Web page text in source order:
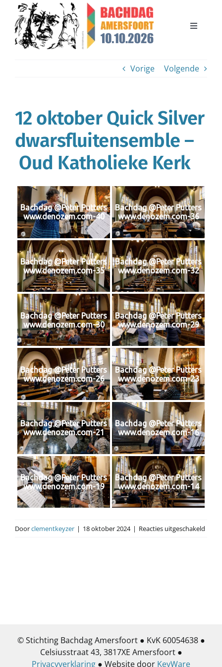
inhoud
Toggle
Bachdag 2026
Organisatie
Steun de Bachdag
Vorige Volgende
12 oktober Quick Silver
dwarsfluitensemble –
Oud Katholieke Kerk
Bachdag @Peter Putters
www.denozem.com-40
Bachdag @Peter Putters
www.denozem.com-36
Bachdag @Peter Putters
www.denozem.com-35
Bachdag @Peter Putters
www.denozem.com-32
Bachdag @Peter Putters
www.denozem.com-30
Bachdag @Peter Putters
www.denozem.com-29
Bachdag @Peter Putters
www.denozem.com-26
Bachdag @Peter Putters
www.denozem.com-23
Bachdag @Peter Putters
www.denozem.com-21
Bachdag @Peter Putters
www.denozem.com-16
Bachdag @Peter Putters
www.denozem.com-19
Bachdag @Peter Putters
www.denozem.com-14
Doorclementkeyzer | 18 oktober 2024 | Reacties uitgeschakeld
© Stichting Bachdag Amersfoort ● KvK 60054638 ●
Celsiusstraat 43, 3817XE Amersfoort ●
Privacyverklaring ● Website door KeyWare